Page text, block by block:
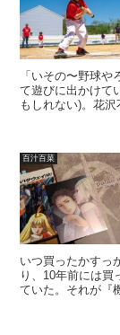
「いその〜野球
て遊びに出かけて
もしれない)。花
百汁百菜
いつ買ったかすっ
り、10年前には買
ていた。それが『